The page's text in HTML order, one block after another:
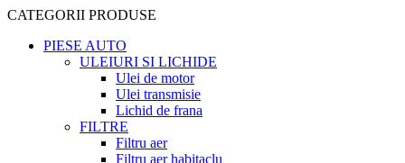
CATEGORII PRODUSE
PIESE AUTO
ULEIURI SI LICHIDE
Ulei de motor
Ulei transmisie
Lichid de frana
FILTRE
Filtru aer
Filtru aer habitaclu